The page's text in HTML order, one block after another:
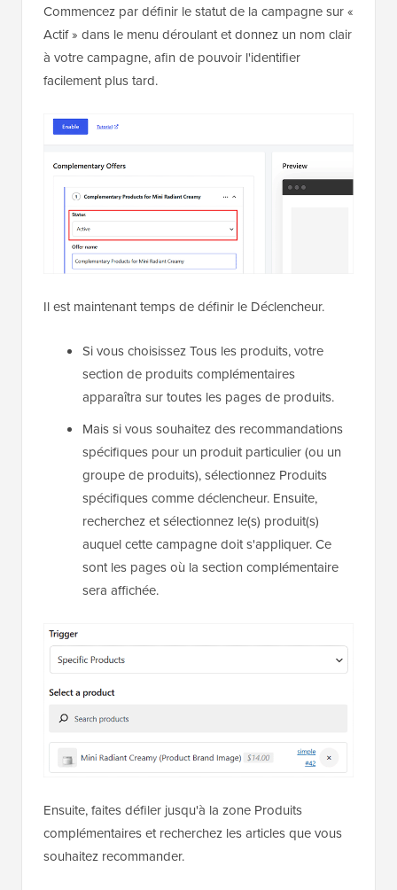
Commencez par définir le statut de la campagne sur «
Actif » dans le menu déroulant et donnez un nom clair
à votre campagne, afin de pouvoir l'identifier
facilement plus tard.
Il est maintenant temps de définir le Déclencheur.
Si vous choisissez Tous les produits, votre
section de produits complémentaires
apparaîtra sur toutes les pages de produits.
Mais si vous souhaitez des recommandations
spécifiques pour un produit particulier (ou un
groupe de produits), sélectionnez Produits
spécifiques comme déclencheur. Ensuite,
recherchez et sélectionnez le(s) produit(s)
auquel cette campagne doit s'appliquer. Ce
sont les pages où la section complémentaire
sera affichée.
Ensuite, faites défiler jusqu'à la zone Produits
complémentaires et recherchez les articles que vous
souhaitez recommander.